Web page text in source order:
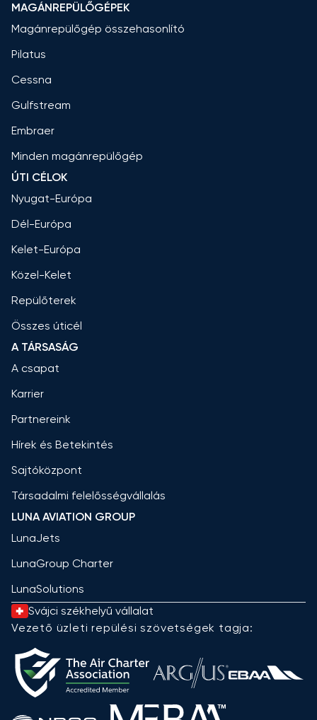
MAGÁNREPÜLŐGÉPEK
Magánrepülőgép összehasonlító
Pilatus
Cessna
Gulfstream
Embraer
Minden magánrepülőgép
ÚTI CÉLOK
Nyugat-Európa
Dél-Európa
Kelet-Európa
Közel-Kelet
Repülőterek
Összes úticél
A TÁRSASÁG
A csapat
Karrier
Partnereink
Hírek és Betekintés
Sajtóközpont
Társadalmi felelősségvállalás
LUNA AVIATION GROUP
LunaJets
LunaGroup Charter
LunaSolutions
Svájci székhelyű vállalat
Vezető üzleti repülési szövetségek tagja: